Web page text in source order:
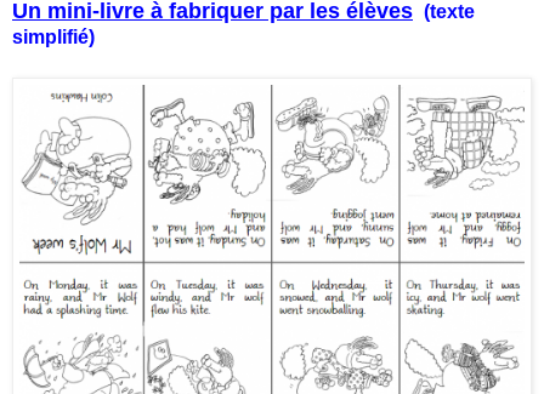
Un mini-livre à fabriquer par les élèves (texte
simplifié)